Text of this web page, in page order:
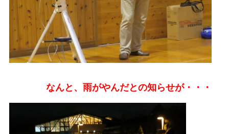
なんと、雨がやんだとの知らせが・・・